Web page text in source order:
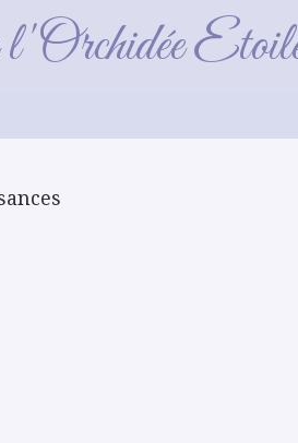
l'Orchidée